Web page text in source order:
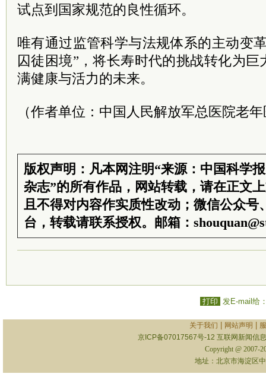
试点到国家规范的良性循环。
唯有通过监管科学与法规体系的主动变
囚徒困境”，将长寿时代的挑战转化为
满健康与活力的未来。
（作者单位：中国人民解放军总医院老
版权声明：凡本网注明“来源：中国科学
杂志”的所有作品，网站转载，请在正文
且不得对内容作实质性改动；微信公众号
台，转载请联系授权。邮箱：
打印 发E-mail给
关于我们 网站声明
京ICP备07017567号-12 互联网新闻信
Copyright @ 2007-
地址：北京市海淀区